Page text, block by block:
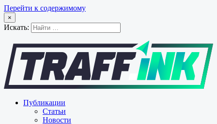
Перейти к содержимому
×
Искать:
Публикации
Статьи
Новости